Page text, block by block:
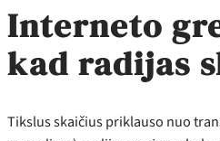
Interneto
kad radijas
Tikslus skaičius priklauso nuo